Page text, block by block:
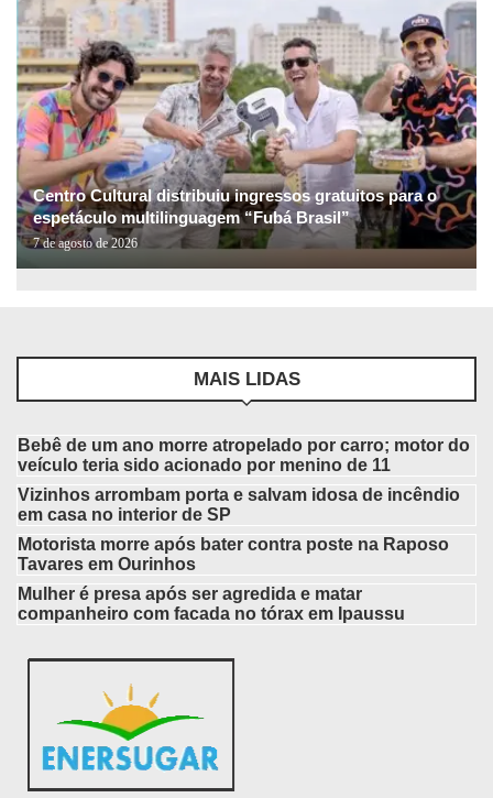
Centro Cultural distribuiu ingressos gratuitos para o
espetáculo multilinguagem “Fubá Brasil”
7 de agosto de 2026
MAIS LIDAS
Bebê de um ano morre atropelado por carro; motor do
veículo teria sido acionado por menino de 11
Vizinhos arrombam porta e salvam idosa de incêndio
em casa no interior de SP
Motorista morre após bater contra poste na Raposo
Tavares em Ourinhos
Mulher é presa após ser agredida e matar
companheiro com facada no tórax em Ipaussu